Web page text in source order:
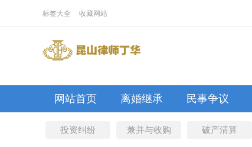
标签大全 收藏网站
网站首页 离婚继承 民事争议
投资纠纷 兼并与收购 破产清算